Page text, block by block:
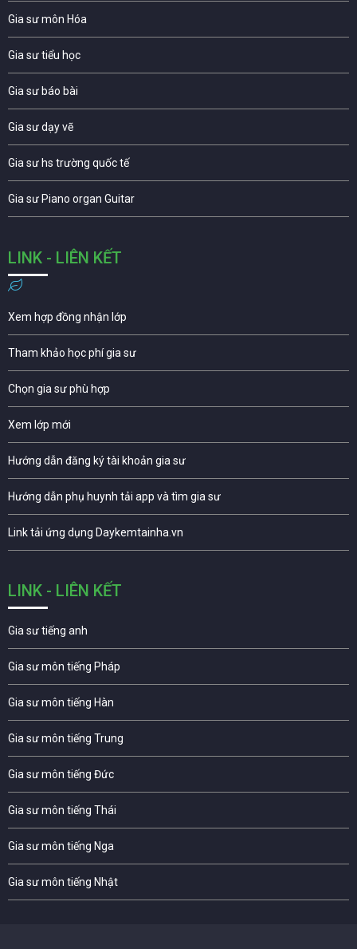
Gia sư môn Hóa
Gia sư tiểu học
Gia sư báo bài
Gia sư dạy vẽ
Gia sư hs trường quốc tế
Gia sư Piano organ Guitar
LINK - LIÊN KẾT
Xem hợp đồng nhận lớp
Tham khảo học phí gia sư
Chọn gia sư phù hợp
Xem lớp mới
Hướng dẫn đăng ký tài khoản gia sư
Hướng dẫn phụ huynh tải app và tìm gia sư
Link tải ứng dụng Daykemtainha.vn
LINK - LIÊN KẾT
Gia sư tiếng anh
Gia sư môn tiếng Pháp
Gia sư môn tiếng Hàn
Gia sư môn tiếng Trung
Gia sư môn tiếng Đức
Gia sư môn tiếng Thái
Gia sư môn tiếng Nga
Gia sư môn tiếng Nhật